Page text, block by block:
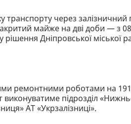
через залізничний
майже на дві доби — з
Дніпровської міської
ремонтними роботами на
підрозділ
АТ «Укрзалізниці».